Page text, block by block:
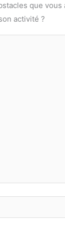
que vous
activité ?